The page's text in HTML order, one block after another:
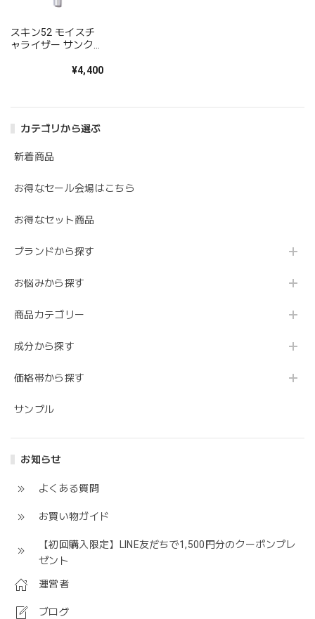
カテゴリから選ぶ
新着商品
お得なセール会場はこちら
お得なセット商品
ブランドから探す
お悩みから探す
商品カテゴリー
成分から探す
価格帯から探す
サンプル
お知らせ
よくある質問
お買い物ガイド
【初回購入限定】LINE友だちで1,500円分のクーポンプレ
ゼント
運営者
ブログ
スキン52 モイスチ
ャライザー サンクリ
¥4,400